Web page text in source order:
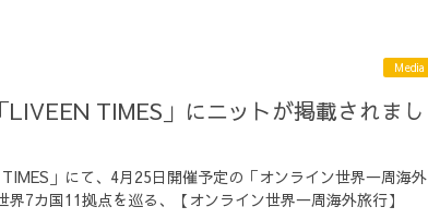
Media
LIVEEN TIMES」にニットが掲載されまし
」にて、4月25日開催予定の「オンライン世界一周海外
7カ国11拠点を巡る、【オンライン世界一周海外旅行】